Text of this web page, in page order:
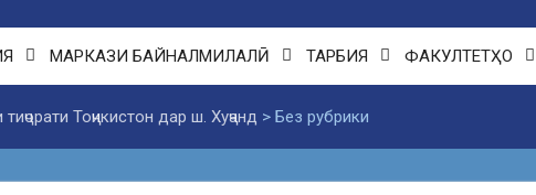
МАРКАЗИ БАЙНАЛМИЛАЛӢ ТАРБИЯ ФАКУЛТЕТҲО
Тоҷикистон дар ш. Хуҷанд > Без рубрики